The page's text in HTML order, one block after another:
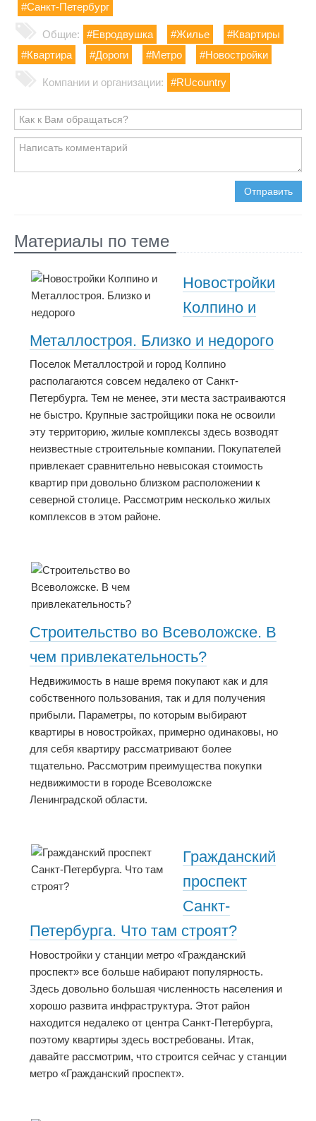
#Санкт-Петербург
Общие: #Евродвушка #Жилье
#Квартиры
#Квартира
#Дороги #Метро #Новостройки
Компании и организации: #RUcountry
Отправить
Материалы по теме
Новостройки
Колпино и
Металлостроя. Близко и недорого
Поселок Металлострой и город Колпино
располагаются совсем недалеко от Санкт-
Петербурга. Тем не менее, эти места застраиваются
не быстро. Крупные застройщики пока не освоили
эту территорию, жилые комплексы здесь возводят
неизвестные строительные компании. Покупателей
привлекает сравнительно невысокая стоимость
квартир при довольно близком расположении к
северной столице. Рассмотрим несколько жилых
комплексов в этом районе.
Строительство во Всеволожске. В
чем привлекательность?
Недвижимость в наше время покупают как и для
собственного пользования, так и для получения
прибыли. Параметры, по которым выбирают
квартиры в новостройках, примерно одинаковы, но
для себя квартиру рассматривают более
тщательно. Рассмотрим преимущества покупки
недвижимости в городе Всеволожске
Ленинградской области.
Гражданский
проспект
Санкт-
Петербурга. Что там строят?
Новостройки у станции метро «Гражданский
проспект» все больше набирают популярность.
Здесь довольно большая численность населения и
хорошо развита инфраструктура. Этот район
находится недалеко от центра Санкт-Петербурга,
поэтому квартиры здесь востребованы. Итак,
давайте рассмотрим, что строится сейчас у станции
метро «Гражданский проспект».